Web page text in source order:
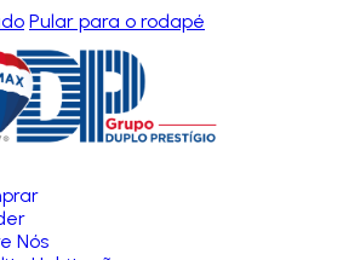
Pular para o rodapé
Nós